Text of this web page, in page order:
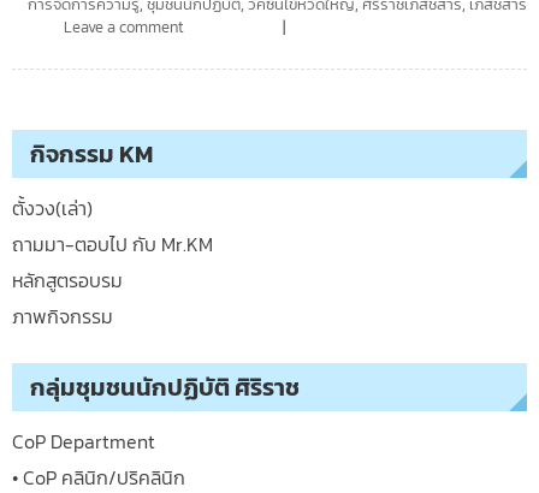
Leave a comment
กิจกรรม KM
ตั้งวง(เล่า)
ถามมา-ตอบไป กับ Mr.KM
หลักสูตรอบรม
ภาพกิจกรรม
กลุ่มชุมชนนักปฏิบัติ ศิริราช
CoP Department
• CoP คลินิก/ปริคลินิก